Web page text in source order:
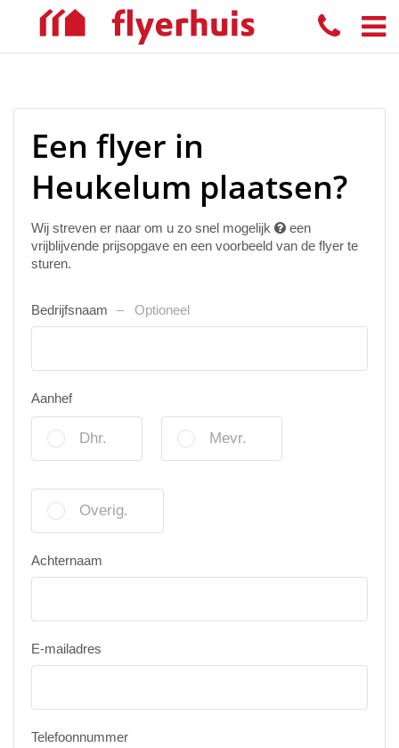
Een flyer in
Heukelum plaatsen?
Wij streven er naar om u zo snel mogelijk
een
vrijblijvende prijsopgave en een voorbeeld van de flyer te
sturen.
Bedrijfsnaam Optioneel
Aanhef
Dhr. Mevr.
Overig.
Achternaam
E-mailadres
Telefoonnummer